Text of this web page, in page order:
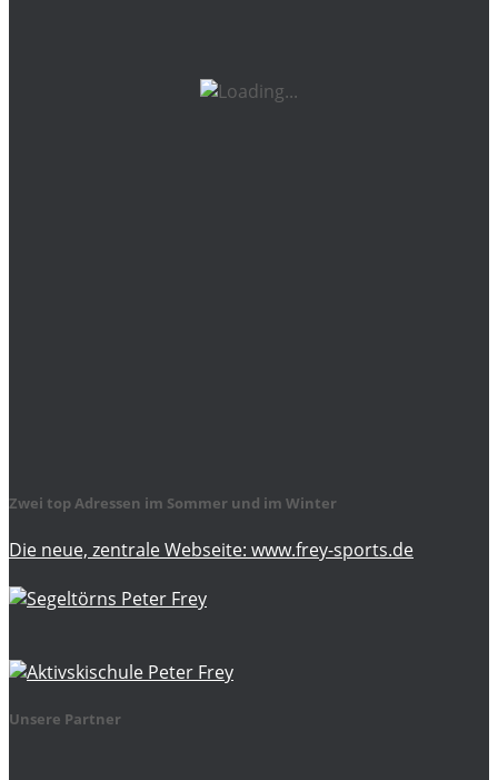
Zwei top Adressen im Sommer und im Winter
Die neue, zentrale Webseite: www.frey-sports.de
Unsere Partner